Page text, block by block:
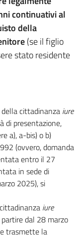
continuativial
della
(se il figlio
stato residente
cittadinanza iure
di presentazione,
a), a-bis) o b)
(ovvero, domanda
entro il 27
in sede di
2025), si
iure
dal 28 marzo
trasmette la